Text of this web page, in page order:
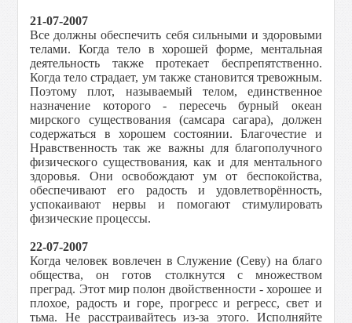
21-07-2007
Все должны обеспечить себя сильными и здоровыми
телами. Когда тело в хорошей форме, ментальная
деятельность также протекает беспрепятственно.
Когда тело страдает, ум также становится тревожным.
Поэтому плот, называемый телом, единственное
назначение которого - пересечь бурный океан
мирского существования (самсара сагара), должен
содержаться в хорошем состоянии. Благочестие и
Нравственность так же важны для благополучного
физического существования, как и для ментального
здоровья. Они освобождают ум от беспокойства,
обеспечивают его радость и удовлетворённость,
успокаивают нервы и помогают стимулировать
физические процессы.
22-07-2007
Когда человек вовлечен в Служение (Севу) на благо
общества, он готов столкнутся с множеством
преград. Этот мир полон двойственности - хорошее и
плохое, радость и горе, прогресс и регресс, свет и
тьма. Не расстраивайтесь из-за этого. Исполняйте